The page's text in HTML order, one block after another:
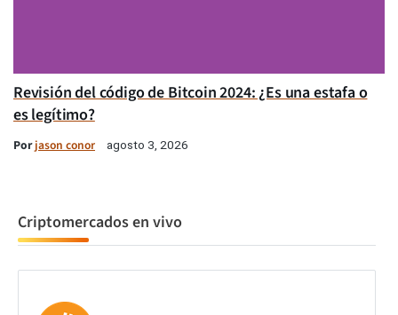
Revisión del código de Bitcoin 2024: ¿Es una estafa o
es legítimo?
Porjason conor agosto 3, 2026
Criptomercados en vivo